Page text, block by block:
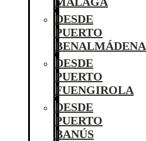
DESDE
PUERTO
BENALMÁDENA
DESDE
PUERTO
FUENGIROLA
DESDE
PUERTO
BANÚS